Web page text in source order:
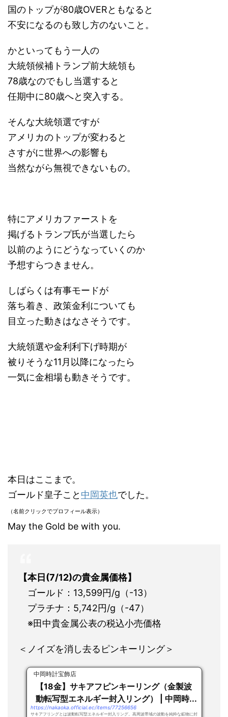
国のトップが80歳OVERともなると
不安になるのも致し方のないこと。
かといってもう一人の
大統領候補トランプ前大統領も
78歳なのでもし当選すると
任期中に80歳へと突入する。
そんな大統領選ですが
アメリカのトップが変わると
さすがに世界への影響も
当然ながら無視できないもの。
特にアメリカファーストを
掲げるトランプ氏が当選したら
以前のようにどうなっていくのか
予想すらつきません。
しばらくは有事モードが
落ち着き、政策金利についても
目立った動きはなさそうです。
大統領選や金利利下げ時期が
被りそうな11月以降になったら
一気に金相場も動きそうです。
本日はここまで。
ゴールド皇子こと 中岡英也でした。
（名前クリックでプロフィール表示）
May the Gold be with you.
【本日(7/12)の貴金属価格】
ゴールド：13,599円/g（-13）
プラチナ：5,742円/g（-47）
※田中貴金属公表の税込小売価格
＜ノイズを消し去るピンキーリング＞
中岡時計宝飾店
【18金】サキアフピンキーリング（金製波
動転写型エネルギー封入リング） | 中岡時...
https://nakaoka.official.ec/items/77256656
サキアフリングとは波動転写型エネルギー封入リング。高周波帯域の波動を純粋な鉱物に封